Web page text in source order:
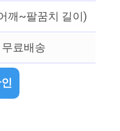
깨~팔꿈치 길이)
무료배송